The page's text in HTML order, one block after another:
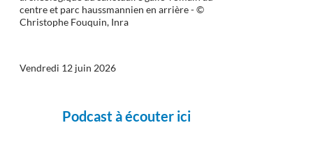
centre et parc haussmannien en arrière - ©
Christophe Fouquin, Inra
Vendredi 12 juin 2026
Podcast à écouter ici